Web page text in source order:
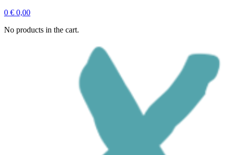
0 € 0,00
No products in the cart.